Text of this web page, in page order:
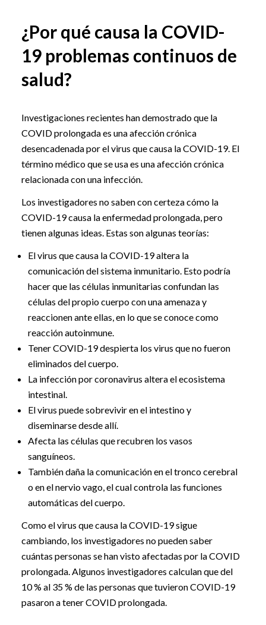
¿Por qué causa la COVID-
19 problemas continuos de
salud?
Investigaciones recientes han demostrado que la
COVID prolongada es una afección crónica
desencadenada por el virus que causa la COVID-19. El
término médico que se usa es una afección crónica
relacionada con una infección.
Los investigadores no saben con certeza cómo la
COVID-19 causa la enfermedad prolongada, pero
tienen algunas ideas. Estas son algunas teorías:
El virus que causa la COVID-19 altera la
comunicación del sistema inmunitario. Esto podría
hacer que las células inmunitarias confundan las
células del propio cuerpo con una amenaza y
reaccionen ante ellas, en lo que se conoce como
reacción autoinmune.
Tener COVID-19 despierta los virus que no fueron
eliminados del cuerpo.
La infección por coronavirus altera el ecosistema
intestinal.
El virus puede sobrevivir en el intestino y
diseminarse desde allí.
Afecta las células que recubren los vasos
sanguíneos.
También daña la comunicación en el tronco cerebral
o en el nervio vago, el cual controla las funciones
automáticas del cuerpo.
Como el virus que causa la COVID-19 sigue
cambiando, los investigadores no pueden saber
cuántas personas se han visto afectadas por la COVID
prolongada. Algunos investigadores calculan que del
10 % al 35 % de las personas que tuvieron COVID-19
pasaron a tener COVID prolongada.